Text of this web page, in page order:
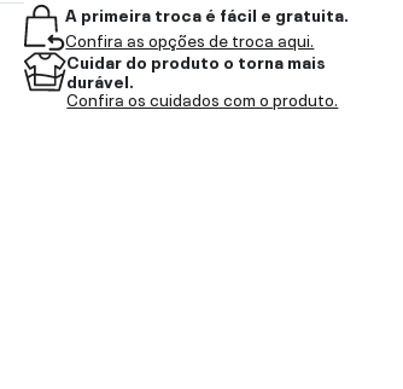
A primeira troca é fácil e gratuita.
Confira as opções de troca aqui.
Cuidar do produto o torna mais
durável.
Confira os cuidados com o produto.